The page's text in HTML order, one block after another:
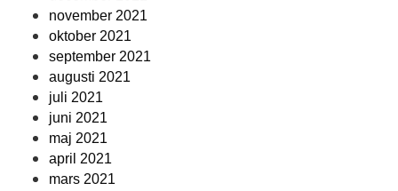
november 2021
oktober 2021
september 2021
augusti 2021
juli 2021
juni 2021
maj 2021
april 2021
mars 2021